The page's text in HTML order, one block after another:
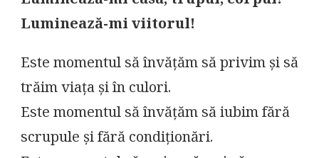
Luminează-mi viitorul!
Este momentul să învățăm să privim și să
trăim viața și în culori.
Este momentul să învățăm să iubim fără
scrupule și fără condiționări.